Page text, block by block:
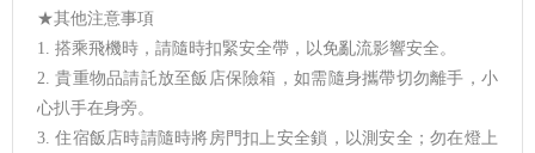
★其他注意事項
1. 搭乘飛機時，請隨時扣緊安全帶，以免亂流影響安全。
2. 貴重物品請託放至飯店保險箱，如需隨身攜帶切勿離手，小
心扒手在身旁。
3. 住宿飯店時請隨時將房門扣上安全鎖，以測安全；勿在燈上